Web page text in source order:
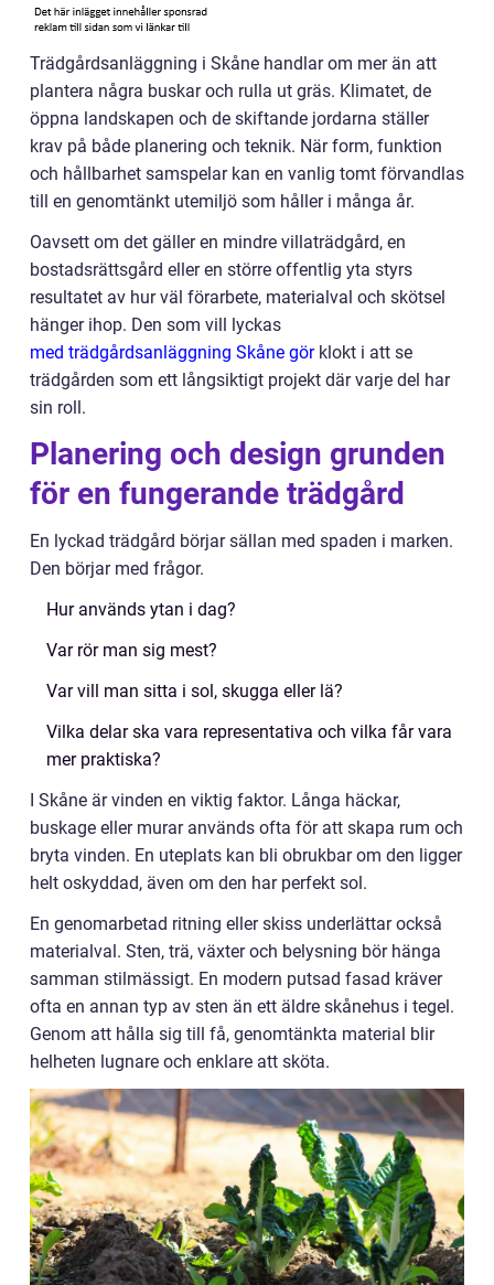
Trädgårdsanläggning i Skåne handlar om mer än att
plantera några buskar och rulla ut gräs. Klimatet, de
öppna landskapen och de skiftande jordarna ställer
krav på både planering och teknik. När form, funktion
och hållbarhet samspelar kan en vanlig tomt förvandlas
till en genomtänkt utemiljö som håller i många år.
Oavsett om det gäller en mindre villaträdgård, en
bostadsrättsgård eller en större offentlig yta styrs
resultatet av hur väl förarbete, materialval och skötsel
hänger ihop. Den som vill lyckas
med trädgårdsanläggning Skåne görklokt i att se
trädgården som ett långsiktigt projekt där varje del har
sin roll.
Planering och design grunden
för en fungerande trädgård
En lyckad trädgård börjar sällan med spaden i marken.
Den börjar med frågor.
Hur används ytan i dag?
Var rör man sig mest?
Var vill man sitta i sol, skugga eller lä?
Vilka delar ska vara representativa och vilka får vara
mer praktiska?
I Skåne är vinden en viktig faktor. Långa häckar,
buskage eller murar används ofta för att skapa rum och
bryta vinden. En uteplats kan bli obrukbar om den ligger
helt oskyddad, även om den har perfekt sol.
En genomarbetad ritning eller skiss underlättar också
materialval. Sten, trä, växter och belysning bör hänga
samman stilmässigt. En modern putsad fasad kräver
ofta en annan typ av sten än ett äldre skånehus i tegel.
Genom att hålla sig till få, genomtänkta material blir
helheten lugnare och enklare att sköta.